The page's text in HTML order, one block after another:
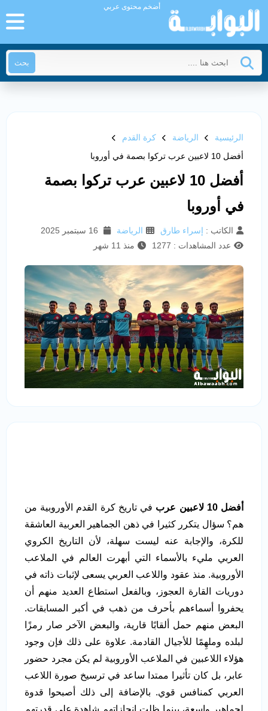
أضخم محتوى عربي
بحث
الرئيسية الرياضة
كرة القدم
أفضل 10 لاعبين عرب تركوا بصمة في أوروبا
أفضل 10 لاعبين عرب تركوا بصمة
في أوروبا
الكاتب : إسراء طارق الرياضة
عدد المشاهدات : 1277
منذ 11 شهر
أفضل 10 لاعبين عرب
في تاريخ كرة القدم الأوروبية من
هم؟ سؤال يتكرر كثيرا في ذهن الجماهير العربية العاشقة
للكرة، والإجابة عنه ليست سهلة، لأن التاريخ الكروي
العربي مليء بالأسماء التي أبهرت العالم في الملاعب
الأوروبية. منذ عقود واللاعب العربي يسعى لإثبات ذاته في
دوريات القارة العجوز، وبالفعل استطاع العديد منهم أن
يحفروا أسماءهم بأحرف من ذهب في أكبر المسابقات.
البعض منهم حمل ألقابًا قارية، والبعض الآخر صار رمزًا
لبلده وملهِمًا للأجيال القادمة. علاوة على ذلك فإن وجود
هؤلاء اللاعبين في الملاعب الأوروبية لم يكن مجرد حضور
عابر، بل كان تأثيرا ممتدا ساعد في ترسيخ صورة اللاعب
العربي كمنافس قوي. بالإضافة إلى ذلك أصبحوا قدوة